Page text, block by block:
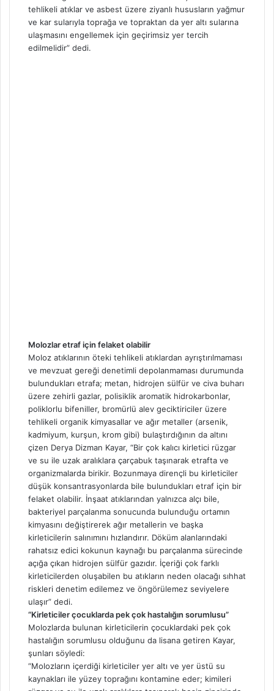
tehlikeli atıklar ve asbest üzere ziyanlı hususların yağmur
ve kar sularıyla toprağa ve topraktan da yer altı sularına
ulaşmasını engellemek için geçirimsiz yer tercih
edilmelidir” dedi.
Molozlar etraf için felaket olabilir
Moloz atıklarının öteki tehlikeli atıklardan ayrıştırılmaması
ve mevzuat gereği denetimli depolanmaması durumunda
bulundukları etrafa; metan, hidrojen sülfür ve civa buharı
üzere zehirli gazlar, polisiklik aromatik hidrokarbonlar,
poliklorlu bifeniller, bromürlü alev geciktiriciler üzere
tehlikeli organik kimyasallar ve ağır metaller (arsenik,
kadmiyum, kurşun, krom gibi) bulaştırdığının da altını
çizen Derya Dizman Kayar, “Bir çok kalıcı kirletici rüzgar
ve su ile uzak aralıklara çarçabuk taşınarak etrafta ve
organizmalarda birikir. Bozunmaya dirençli bu kirleticiler
düşük konsantrasyonlarda bile bulundukları etraf için bir
felaket olabilir. İnşaat atıklarından yalnızca alçı bile,
bakteriyel parçalanma sonucunda bulunduğu ortamın
kimyasını değiştirerek ağır metallerin ve başka
kirleticilerin salınımını hızlandırır. Döküm alanlarındaki
rahatsız edici kokunun kaynağı bu parçalanma sürecinde
açığa çıkan hidrojen sülfür gazıdır. İçeriği çok farklı
kirleticilerden oluşabilen bu atıkların neden olacağı sıhhat
riskleri denetim edilemez ve öngörülemez seviyelere
ulaşır” dedi.
“Kirleticiler çocuklarda pek çok hastalığın sorumlusu”
Molozlarda bulunan kirleticilerin çocuklardaki pek çok
hastalığın sorumlusu olduğunu da lisana getiren Kayar,
şunları söyledi:
“Molozların içerdiği kirleticiler yer altı ve yer üstü su
kaynakları ile yüzey toprağını kontamine eder; kimileri